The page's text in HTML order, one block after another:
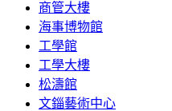
商管大樓
海事博物館
工學館
工學大樓
松濤館
文錙藝術中心